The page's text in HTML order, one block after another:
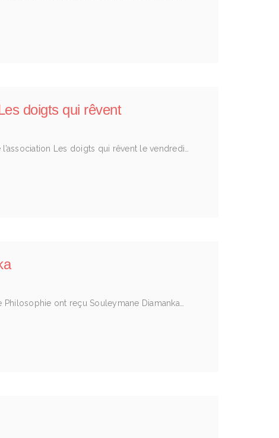
doigts qui rêvent
Les doigts qui rêvent le vendredi…
ont reçu Souleymane Diamanka…